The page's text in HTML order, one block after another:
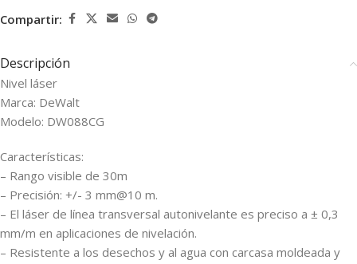
Compartir:
Descripción
Nivel láser
Marca: DeWalt
Modelo: DW088CG
Características:
– Rango visible de 30m
– Precisión: +/- 3 mm@10 m.
– El láser de línea transversal autonivelante es preciso a ± 0,3
mm/m en aplicaciones de nivelación.
– Resistente a los desechos y al agua con carcasa moldeada y